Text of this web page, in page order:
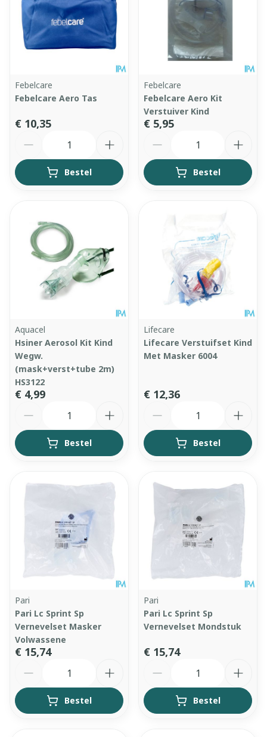
Febelcare
Febelcare Aero Tas
€ 10,35
Bestel
Febelcare
Febelcare Aero Kit
Verstuiver Kind
€ 5,95
Bestel
Aquacel
Hsiner Aerosol Kit Kind
Wegw.
(mask+verst+tube 2m)
HS3122
€ 4,99
Bestel
Lifecare
Lifecare Verstuifset Kind
Met Masker 6004
€ 12,36
Bestel
Pari
Pari Lc Sprint Sp
Vernevelset Masker
Volwassene
€ 15,74
Bestel
Pari
Pari Lc Sprint Sp
Vernevelset Mondstuk
€ 15,74
Bestel